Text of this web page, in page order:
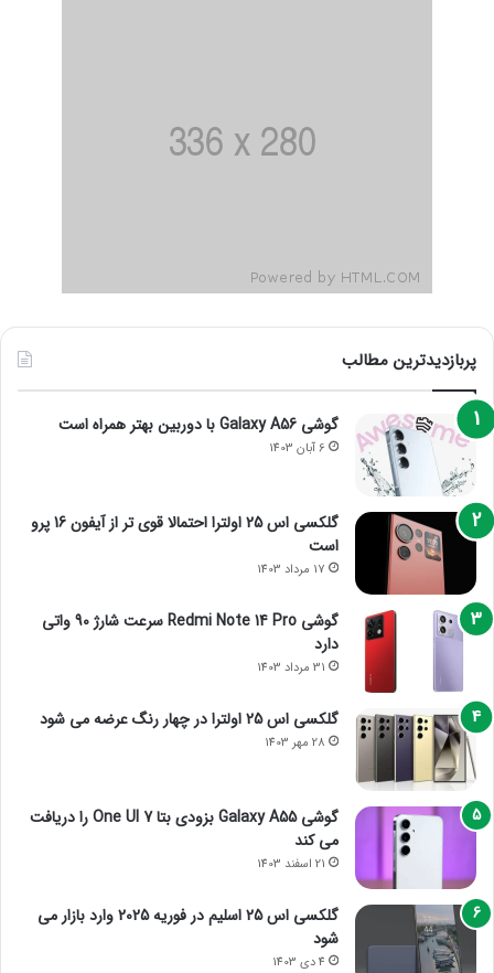
پربازدیدترین مطالب
گوشی Galaxy A56 با دوربین بهتر همراه است
6 آبان 1403
گلکسی اس 25 اولترا احتمالا قوی تر از آیفون 16 پرو
است
17 مرداد 1403
گوشی Redmi Note 14 Pro سرعت شارژ 90 واتی
دارد
31 مرداد 1403
گلکسی اس 25 اولترا در چهار رنگ عرضه می شود
28 مهر 1403
گوشی Galaxy A55 بزودی بتا One UI 7 را دریافت
می کند
21 اسفند 1403
گلکسی اس 25 اسلیم در فوریه 2025 وارد بازار می
شود
4 دی 1403